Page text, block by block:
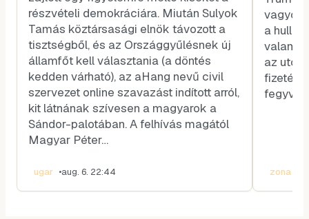
részvételi demokráciára. Miután Sulyok
Tamás köztársasági elnök távozott a
tisztségből, és az Országgyűlésnek új
államfőt kell választania (a döntés
kedden várható), az aHang nevű civil
szervezet online szavazást indított arról,
kit látnának szívesen a magyarok a
Sándor-palotában. A felhívás magától
Magyar Péter…
ugar •aug. 6. 22:44
a
az
fizetése
zona